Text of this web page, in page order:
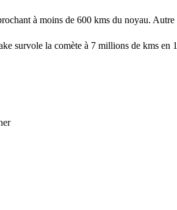
à moins de 600 kms du noyau.
survole la comète à 7 millions de kms en